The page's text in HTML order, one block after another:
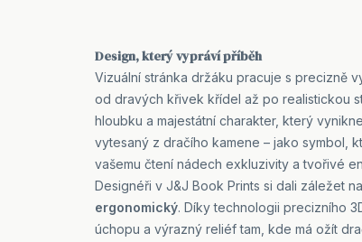
Design, který vypráví příběh
Vizuální stránka držáku pracuje s precizně
od dravých křivek křídel až po realistickou
hloubku a majestátní charakter, který
vytesaný z dračího kamene – jako symbol,
vašemu čtení nádech exkluzivity a tvořivé
Designéři v J&J Book Prints si dali záležet
ergonomický. Díky technologii precizního
úchopu a výrazný reliéf tam, kde má ožít